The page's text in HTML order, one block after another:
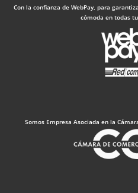
Con la confianza de WebPay, para
cómoda en todas
Somos Empresa Asociada en la